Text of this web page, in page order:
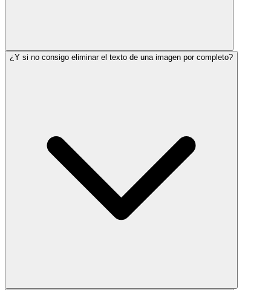
¿Y si no consigo eliminar el texto de una imagen por completo?